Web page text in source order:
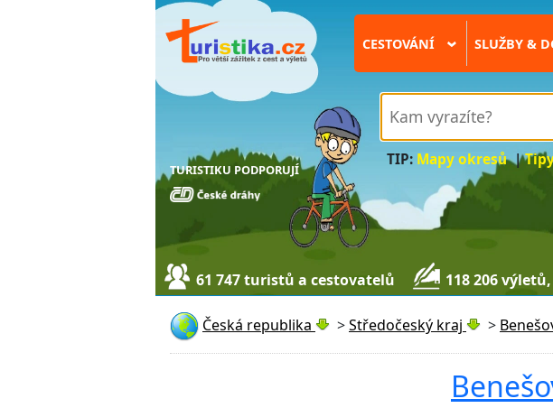
TURISTIKU PODPORUJÍ
CESTOVÁNÍ › SLUŽBY &
TIP: Mapy okresů|
61 747 turistů a cestovatelů 118 206
Česká republika >Středočeský kraj >